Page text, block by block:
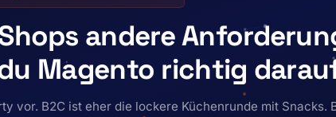
andere
Magento richtig
vor. B2C ist eher die lockere Küchenrunde mit Snacks.